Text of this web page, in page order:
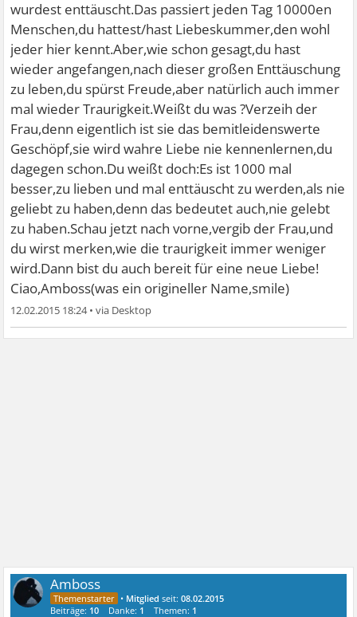
wurdest enttäuscht.Das passiert jeden Tag 10000en
Menschen,du hattest/hast Liebeskummer,den wohl
jeder hier kennt.Aber,wie schon gesagt,du hast
wieder angefangen,nach dieser großen Enttäuschung
zu leben,du spürst Freude,aber natürlich auch immer
mal wieder Traurigkeit.Weißt du was ?Verzeih der
Frau,denn eigentlich ist sie das bemitleidenswerte
Geschöpf,sie wird wahre Liebe nie kennenlernen,du
dagegen schon.Du weißt doch:Es ist 1000 mal
besser,zu lieben und mal enttäuscht zu werden,als nie
geliebt zu haben,denn das bedeutet auch,nie gelebt
zu haben.Schau jetzt nach vorne,vergib der Frau,und
du wirst merken,wie die traurigkeit immer weniger
wird.Dann bist du auch bereit für eine neue Liebe!
Ciao,Amboss(was ein origineller Name,smile)
12.02.2015 18:24•
Amboss
• Mitglied seit:08.02.2015
Beiträge: 10 Danke: 1 Themen: 1